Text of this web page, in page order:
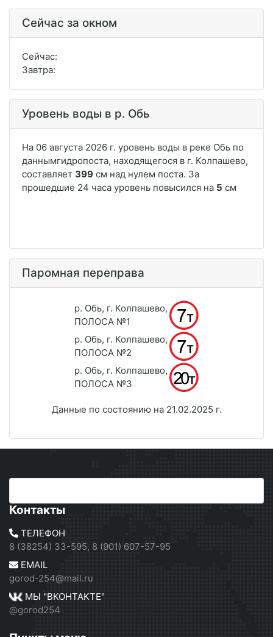
Сейчас за окном
Сейчас:
Завтра:
Уровень воды в р. Обь
Паромная переправа
р. Обь, г. Колпашево,
ПОЛОСА №1
р. Обь, г. Колпашево,
ПОЛОСА №2
р. Обь, г. Колпашево,
ПОЛОСА №3
Данные по состоянию на 21.02.2025 г.
Контакты
ТЕЛЕФОН
8 (38254) 33-595, 8 (901) 607-57-95
EMAIL
gorod-254@mail.ru
МЫ "ВКОНТАКТЕ"
@gorod254